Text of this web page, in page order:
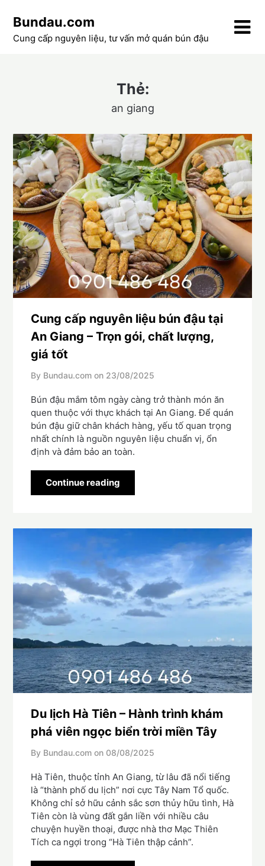
content
Bundau.com
Cung cấp nguyên liệu, tư vấn mở quán bún đậu
Thẻ:
an giang
Cung cấp nguyên liệu bún đậu tại
An Giang – Trọn gói, chất lượng,
giá tốt
By Bundau.com on 23/08/2025
Bún đậu mắm tôm ngày càng trở thành món ăn
quen thuộc với thực khách tại An Giang. Để quán
bún đậu giữ chân khách hàng, yếu tố quan trọng
nhất chính là nguồn nguyên liệu chuẩn vị, ổn
định và đảm bảo an toàn.
Continue reading
Du lịch Hà Tiên – Hành trình khám
phá viên ngọc biển trời miền Tây
By Bundau.com on 08/08/2025
Hà Tiên, thuộc tỉnh An Giang, từ lâu đã nổi tiếng
là “thành phố du lịch” nơi cực Tây Nam Tổ quốc.
Không chỉ sở hữu cảnh sắc sơn thủy hữu tình, Hà
Tiên còn là vùng đất gắn liền với nhiều câu
chuyện huyền thoại, được nhà thơ Mạc Thiên
Tích ca ngợi trong “Hà Tiên thập cảnh”.